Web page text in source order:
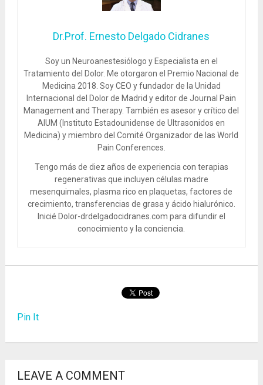
Dr.Prof. Ernesto Delgado Cidranes
Soy un Neuroanestesiólogo y Especialista en el
Tratamiento del Dolor. Me otorgaron el Premio Nacional de
Medicina 2018. Soy CEO y fundador de la Unidad
Internacional del Dolor de Madrid y editor de Journal Pain
Management and Therapy. También es asesor y crítico del
AIUM (Instituto Estadounidense de Ultrasonidos en
Medicina) y miembro del Comité Organizador de las World
Pain Conferences.
Tengo más de diez años de experiencia con terapias
regenerativas que incluyen células madre
mesenquimales, plasma rico en plaquetas, factores de
crecimiento, transferencias de grasa y ácido hialurónico.
Inicié Dolor-drdelgadocidranes.com para difundir el
conocimiento y la conciencia.
Pin It
LEAVE A COMMENT